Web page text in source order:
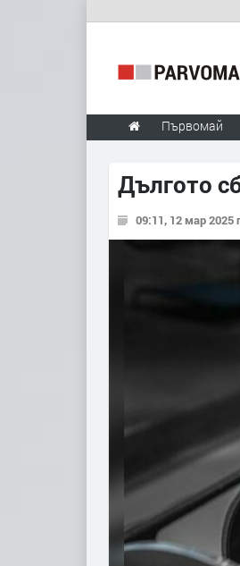
Първомай
Дългото
09:11, 12 мар 2025